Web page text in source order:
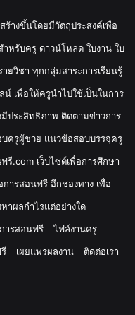
ร้างขึ้นโดยมีวัตถุประสงค์เพื่อ
หรับครู ดาวน์โหลด ใบงาน ใบ
วิชา ทุกกลุ่มสาระการเรียนรู้
เพื่อให้ครูนำไปใช้เป็นในการ
มีประสิทธิภาพ ติดตามข่าวการ
ครูผู้ช่วย แนวข้อสอบบรรจุครู
.com เว็บไซต์เพื่อการศึกษา
ารสอนฟรี อีกช่องทาง เพื่อ
ผลกำไรแต่อย่างใด
ารสอนฟรี
ไฟล์งานครู
เผยแพร่ผลงาน ติดต่อเรา